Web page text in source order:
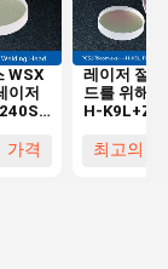
WSX
이저
시준
가격
레이저 절단
드를 위해
H-
시키는
최고의